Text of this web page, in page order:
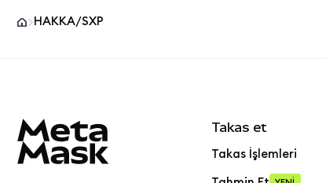
HAKKA/SXP
Takas et
Takas İşlemleri